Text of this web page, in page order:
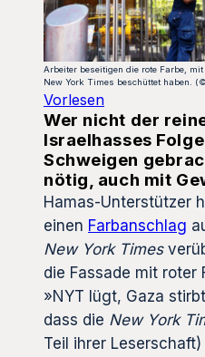
Arbeiter beseitigen die rote Farbe,
New York Times beschüttet haben. (©
Vorlesen
Wer nicht der
Israelhasses
Schweigen
nötig, auch mit
Hamas-Unterstützer
einen Farbanschlag
New York Times
die Fassade mit roter
»NYT lügt, Gaza
dass die New York
Teil ihrer